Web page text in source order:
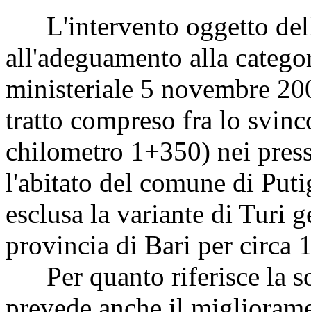
L'intervento oggetto
all'adeguamento alla
ministeriale 5 novembre
tratto compreso fra lo
chilometro 1+350) nei
l'abitato del comune di
esclusa la variante di Turi
provincia di Bari per circa
Per quanto riferisce la